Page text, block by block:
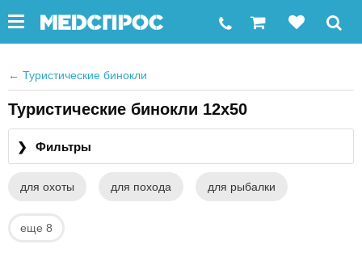
← Туристические бинокли
Туристические бинокли 12x50
❯ Фильтры
для охоты для похода для рыбалки
еще 8